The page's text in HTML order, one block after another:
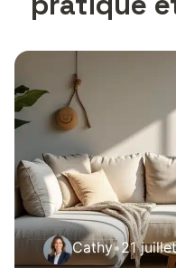
Cathy•21